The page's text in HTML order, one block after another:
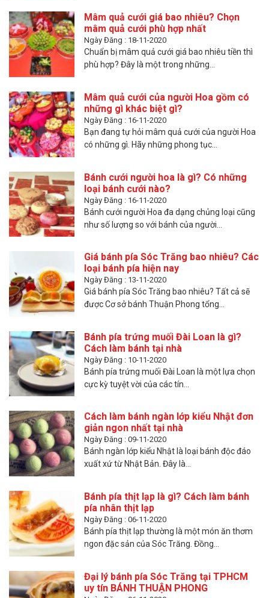
Mâm quả cưới giá bao nhiêu? Chọn
mâm quả cưới phù hợp nhất
Ngày Đăng : 18-11-2020
Chuẩn bị mâm quả cưới giá bao nhiêu tiền thì
phù hợp? Đây là một trong những...
Mâm quả cưới của người Hoa gồm có
những gì khác biệt gì?
Ngày Đăng : 16-11-2020
Bạn đang tự hỏi mâm quả cưới của người Hoa
có những gì. Hãy những phong tục...
Bánh cưới người hoa là gì? Có những
loại bánh cưới nào?
Ngày Đăng : 16-11-2020
Bánh cưới người Hoa đa dạng chủng loại cũng
như số lượng so với bánh của người...
Giá bánh pía Sóc Trăng bao nhiêu? Các
loại bánh pía hiện nay
Ngày Đăng : 13-11-2020
Giá bánh pía Sóc Trăng bao nhiêu? Tất cả sẽ
được Cơ sở bánh Thuận Phong tổng...
Bánh pía trứng muối Đài Loan là gì?
Cách làm bánh tại nhà
Ngày Đăng : 10-11-2020
Bánh pía trứng muối Đài Loan là một lựa chọn
cực kỳ tuyệt vời của các tín...
Cách làm bánh ngàn lớp kiểu Nhật đơn
giản ngon nhất tại nhà
Ngày Đăng : 09-11-2020
Bánh ngàn lớp kiểu Nhật là loại bánh độc đáo
xuất xứ từ Nhật Bản. Đây là...
Bánh pía thịt lạp là gì? Cách làm bánh
pía nhân thịt lạp
Ngày Đăng : 06-11-2020
Bánh pía thịt lạp thường là một món ăn thơm
ngon đặc sản của Sóc Trăng. Đồng...
Đại lý bánh pía Sóc Trăng tại TPHCM
uy tín BÁNH THUẬN PHONG